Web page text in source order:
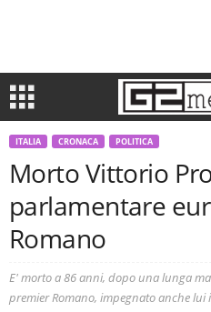
ITALIA CRONACA POLITICA
Morto Vittorio
parlamentare
Romano
E' morto a 86 anni, dopo una lunga
premier Romano, impegnato anche